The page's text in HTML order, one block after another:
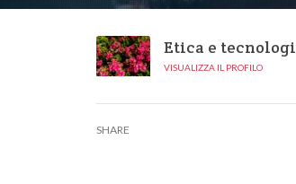
Etica e
VISUALIZZA IL PROFILO
SHARE